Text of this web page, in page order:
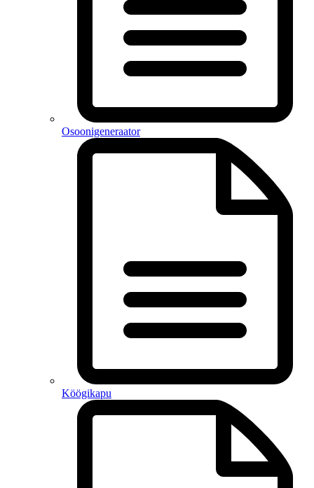
Osoonigeneraator
Köögikapu